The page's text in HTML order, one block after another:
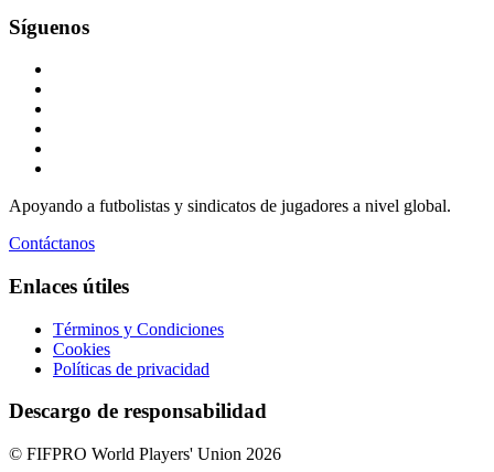
Síguenos
Apoyando a futbolistas y sindicatos de jugadores a nivel global.
Contáctanos
Enlaces útiles
Términos y Condiciones
Cookies
Políticas de privacidad
Descargo de responsabilidad
© FIFPRO World Players' Union 2026